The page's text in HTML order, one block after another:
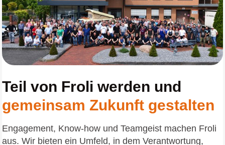
Teil von Froli werden und
gemeinsam Zukunft gestalten
Engagement, Know-how und Teamgeist machen Froli
aus. Wir bieten ein Umfeld, in dem Verantwortung,